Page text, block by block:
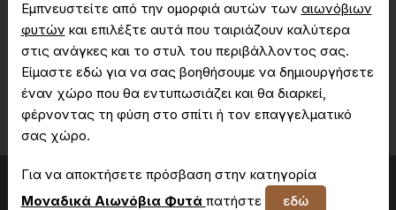
Δεν έχετε πρόσβαση στη συγκεκριμένη σελίδα
Εμπνευστείτε από την ομορφιά αυτών των αιωνόβιων
φυτών και επιλέξτε αυτά που ταιριάζουν καλύτερα
στις ανάγκες και το στυλ του περιβάλλοντος σας.
Είμαστε εδώ για να σας βοηθήσουμε να δημιουργήσετε
έναν χώρο που θα εντυπωσιάζει και θα διαρκεί,
φέρνοντας τη φύση στο σπίτι ή τον επαγγελματικό
σας χώρο.
Για να αποκτήσετε πρόσβαση στην κατηγορία
Μοναδικά Αιωνόβια Φυτά πατήστε εδώ